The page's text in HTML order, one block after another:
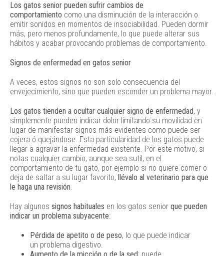
Los gatos senior pueden sufrir cambios de
comportamiento como una disminución de la interacción o
emitir sonidos en momentos de insociabilidad. Pueden dormir
más, pero menos profundamente, lo que puede alterar sus
hábitos y acabar provocando problemas de comportamiento.
Signos de enfermedad en gatos senior
A veces, estos signos no son solo consecuencia del
envejecimiento, sino que pueden esconder un problema mayor.
Los gatos tienden a ocultar cualquier signo de enfermedad, y
simplemente pueden indicar dolor limitando su movilidad en
lugar de manifestar signos más evidentes como puede ser
cojera ó quejándose. Esta particularidad de los gatos puede
llegar a agravar la enfermedad existente. Por este motivo, si
notas cualquier cambio, aunque sea sutil, en el
comportamiento de tu gato, por ejemplo si no quiere comer o
deja de saltar a su lugar favorito, llévalo al veterinario para que
le haga una revisión.
Hay algunos signos habituales en los gatos senior que pueden
indicar un problema subyacente:
Pérdida de apetito o de peso, lo que puede indicar
un problema digestivo.